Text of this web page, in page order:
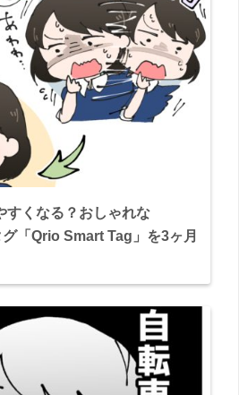
すくなる？おしゃれな
「Qrio Smart Tag」を3ヶ月